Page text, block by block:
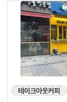
테이크아웃커피